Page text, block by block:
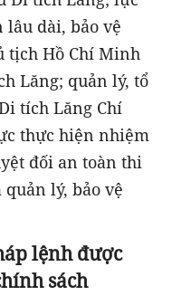
dài, bảo vệ
tịch Hồ Chí Minh
Lăng; quản lý, tổ
tích Lăng Chí
thực hiện nhiệm
đối an toàn thi
lý, bảo vệ
lệnh được
sách